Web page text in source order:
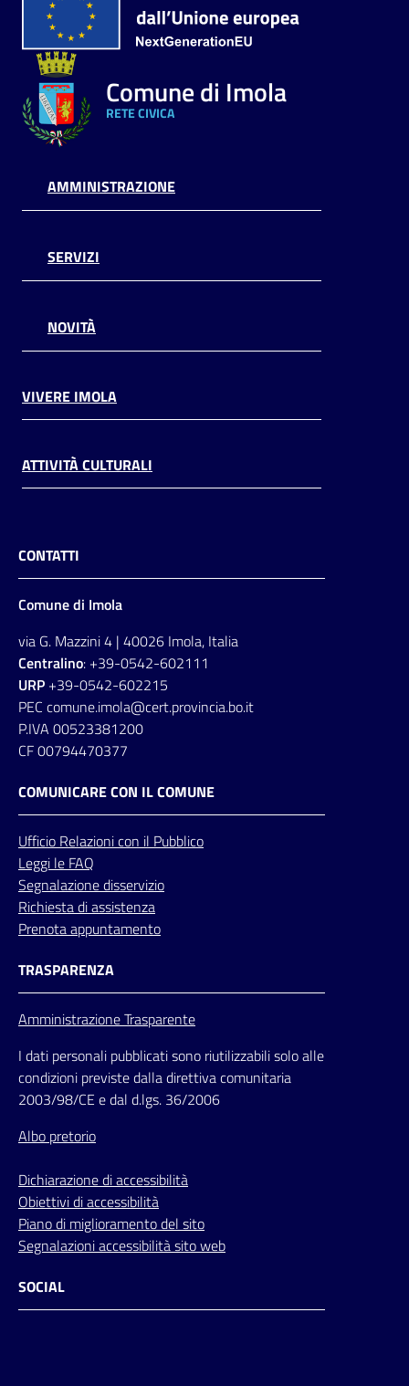
Comune di Imola
RETE CIVICA
AMMINISTRAZIONE
SERVIZI
NOVITÀ
VIVERE IMOLA
ATTIVITÀ CULTURALI
CONTATTI
Comune di Imola
via G. Mazzini 4 | 40026 Imola, Italia
Centralino: +39-0542-602111
URP +39-0542-602215
PEC comune.imola@cert.provincia.bo.it
P.IVA 00523381200
CF 00794470377
COMUNICARE CON IL COMUNE
Ufficio Relazionicon il Pubblico
Leggi le FAQ
Segnalazione disservizio
Richiesta di assistenza
Prenota appuntamento
TRASPARENZA
Amministrazione Trasparente
I dati personali pubblicati sono riutilizzabili solo alle
condizioni previste dalla direttiva comunitaria
2003/98/CE e dal d.lgs. 36/2006
Albo pretorio
Dichiarazione di accessibilità
Obiettivi di accessibilità
Piano di miglioramento del sito
Segnalazioni accessibilità sito web
SOCIAL